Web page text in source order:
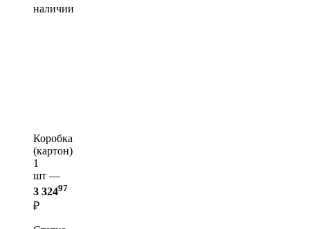
наличии
Коробка
(картон)
1
шт —
3 32497
₽